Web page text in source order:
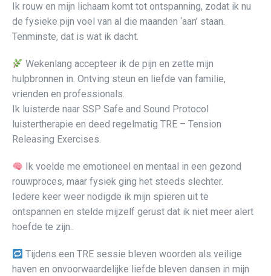
Ik rouw en mijn lichaam komt tot ontspanning, zodat ik nu
de fysieke pijn voel van al die maanden ‘aan’ staan.
Tenminste, dat is wat ik dacht.
Wekenlang accepteer ik de pijn en zette mijn
hulpbronnen in. Ontving steun en liefde van familie,
vrienden en professionals.
Ik luisterde naar SSP Safe and Sound Protocol
luistertherapie en deed regelmatig TRE – Tension
Releasing Exercises.
Ik voelde me emotioneel en mentaal in een gezond
rouwproces, maar fysiek ging het steeds slechter.
Iedere keer weer nodigde ik mijn spieren uit te
ontspannen en stelde mijzelf gerust dat ik niet meer alert
hoefde te zijn..
Tijdens een TRE sessie bleven woorden als veilige
haven en onvoorwaardelijke liefde bleven dansen in mijn